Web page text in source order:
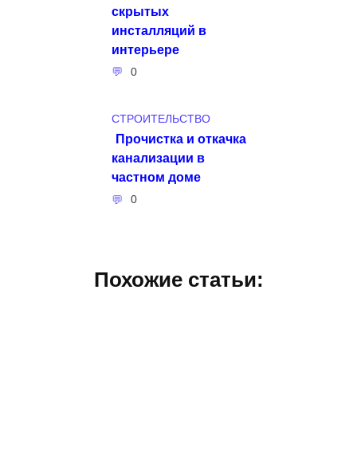
скрытых
инсталляций в
интерьере
0
СТРОИТЕЛЬСТВО
Прочистка и откачка
канализации в
частном доме
0
Похожие статьи: